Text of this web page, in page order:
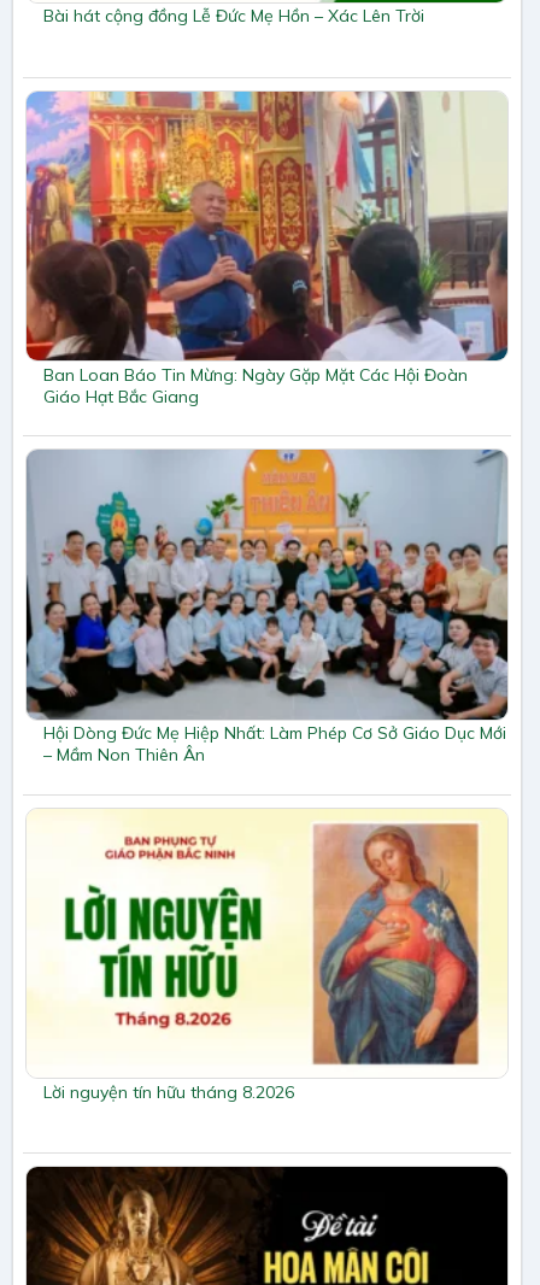
Bài hát cộng đồng Lễ Đức Mẹ Hồn – Xác Lên Trời
Ban Loan Báo Tin Mừng: Ngày Gặp Mặt Các Hội Đoàn
Giáo Hạt Bắc Giang
Hội Dòng Đức Mẹ Hiệp Nhất: Làm Phép Cơ Sở Giáo Dục Mới
– Mầm Non Thiên Ân
Lời nguyện tín hữu tháng 8.2026